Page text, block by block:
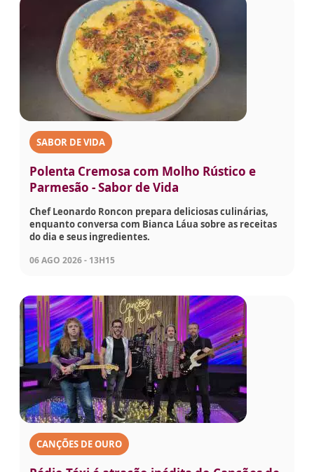
SABOR DE VIDA
Polenta Cremosa com Molho Rústico e
Parmesão - Sabor de Vida
Chef Leonardo Roncon prepara deliciosas culinárias,
enquanto conversa com Bianca Láua sobre as receitas
do dia e seus ingredientes.
06 AGO 2026 - 13H15
CANÇÕES DE OURO